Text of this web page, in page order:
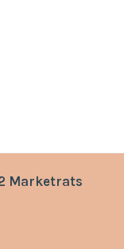
Marketrats